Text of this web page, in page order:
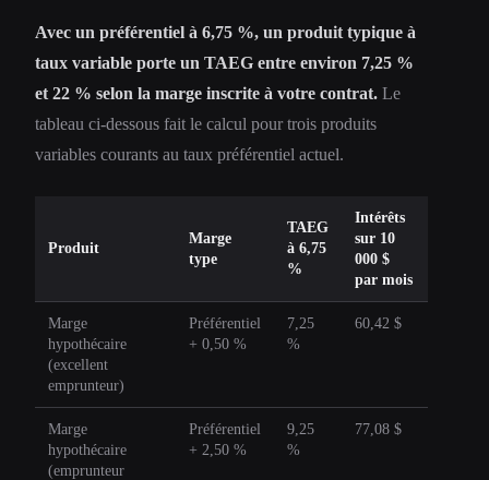
Avec un préférentiel à 6,75 %, un produit typique à
taux variable porte un TAEG entre environ 7,25 %
et 22 % selon la marge inscrite à votre contrat. Le
tableau ci-dessous fait le calcul pour trois produits
variables courants au taux préférentiel actuel.
Produit
Marge
type
TAEG
à 6,75
%
Intérêts
sur 10
000 $
par mois
Marge
hypothécaire
(excellent
emprunteur)
Préférentiel
+ 0,50 %
7,25
%
60,42 $
Marge
hypothécaire
(emprunteur
Préférentiel
+ 2,50 %
9,25
%
77,08 $